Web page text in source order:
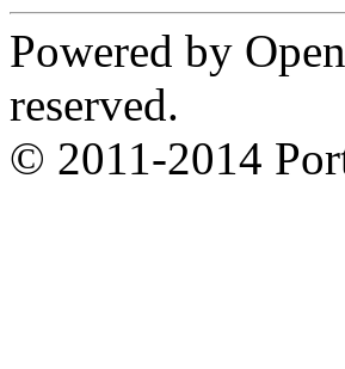
Powered by
reserved.
© 2011-2014